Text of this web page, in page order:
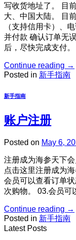
写收货地址了。 目
大、中国大陆。 目
（支持信用卡）、
并付款 确认订单无
后，尽快完成支付。
Continue reading →
Posted in 新手指南
新手指南
账户注册
Posted on May 6,
注册成为海参天下
点击这里注册成为
会员可以查看订单
次购物。 03.会员可
Continue reading →
Posted in 新手指南
Latest Posts